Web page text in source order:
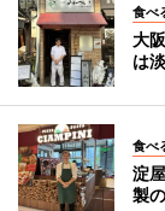
食べ
大
は
食べ
淀
製